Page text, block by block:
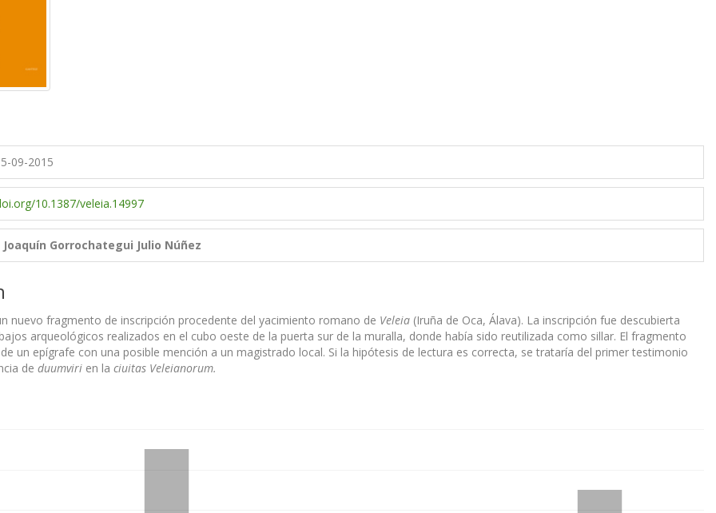
09-2015
10.1387/veleia.14997
Joaquín Gorrochategui Julio Núñez
nuevo fragmento de inscripción procedente del yacimiento romano de Veleia (Iruña de Oca, Álava). La inscripción fue descubierta
arqueológicos realizados en el cubo oeste de la puerta sur de la muralla, donde había sido reutilizada como sillar. El fragmento
un epígrafe con una posible mención a un magistrado local. Si la hipótesis de lectura es correcta, se trataría del primer testimonio
de duumviri en la ciuitas Veleianorum.